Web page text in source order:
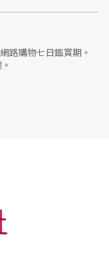
路購物七日鑑賞期 。